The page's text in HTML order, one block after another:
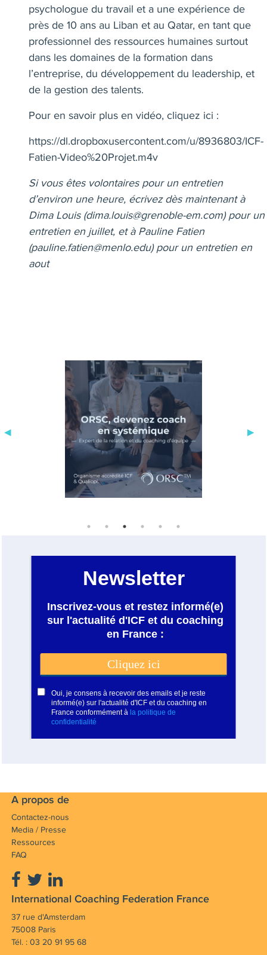
psychologue du travail et a une expérience de
près de 10 ans au Liban et au Qatar, en tant que
professionnel des ressources humaines surtout
dans les domaines de la formation dans
l’entreprise, du développement du leadership, et
de la gestion des talents.
Pour en savoir plus en vidéo, cliquez ici :
https://dl.dropboxusercontent.com/u/8936803/ICF-
Fatien-Video%20Projet.m4v
Si vous êtes volontaires pour un entretien
d’environ une heure, écrivez dès maintenant à
Dima Louis (dima.louis@grenoble-em.com) pour un
entretien en juillet, et à Pauline Fatien
(pauline.fatien@menlo.edu) pour un entretien en
aout
A propos de
Contactez-nous
Media / Presse
Ressources
FAQ
International Coaching Federation France
37 rue d'Amsterdam
75008 Paris
Tél. : 03 20 91 95 68